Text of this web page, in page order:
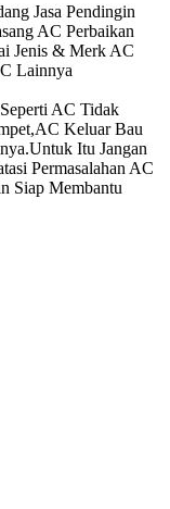
Jasa Pendingin
AC Perbaikan
Jenis & Merk AC
Lainnya
AC Tidak
Keluar Bau
Itu Jangan
Permasalahan AC
Siap Membantu